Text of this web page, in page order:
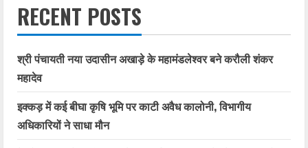
RECENT POSTS
श्री पंचायती नया उदासीन अखाड़े के महामंडलेश्वर बने करौली शंकर
महादेव
इक्कड़ में कई बीघा कृषि भूमि पर काटी अवैध कालोनी, विभागीय
अधिकारियों ने साधा मौन